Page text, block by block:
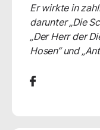
Er wirkte in
darunter „Die
„Der Herr der
Hosen“ und